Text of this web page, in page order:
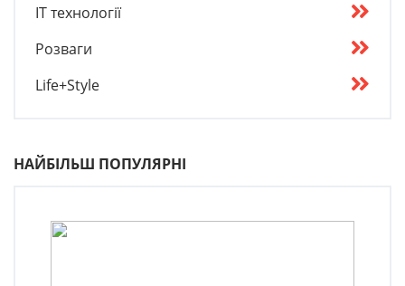
IT технології
Розваги
Life+Style
НАЙБІЛЬШ ПОПУЛЯРНІ